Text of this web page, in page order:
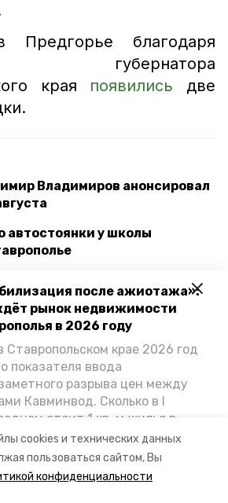
cookies и технических данных
пользоваться сайтом, Вы
конфиденциальности
после ажиотажа»:
рынок недвижимости
в 2026 году
Ставропольском крае 2026 год
показателя ввода
разрыва цен между
Кавминвод. Сколько в I
стоит 1 кв. м жилья в
как изменился спрос на
какова себестоимость
жилья в этом году и какие
квадратных метров дают
Предгорье благодаря
губернатора
края появились две
Владимиров анонсировал
автостоянки у школы
в Предгорье стало
в 2023 году
федеральный проект
городской среды